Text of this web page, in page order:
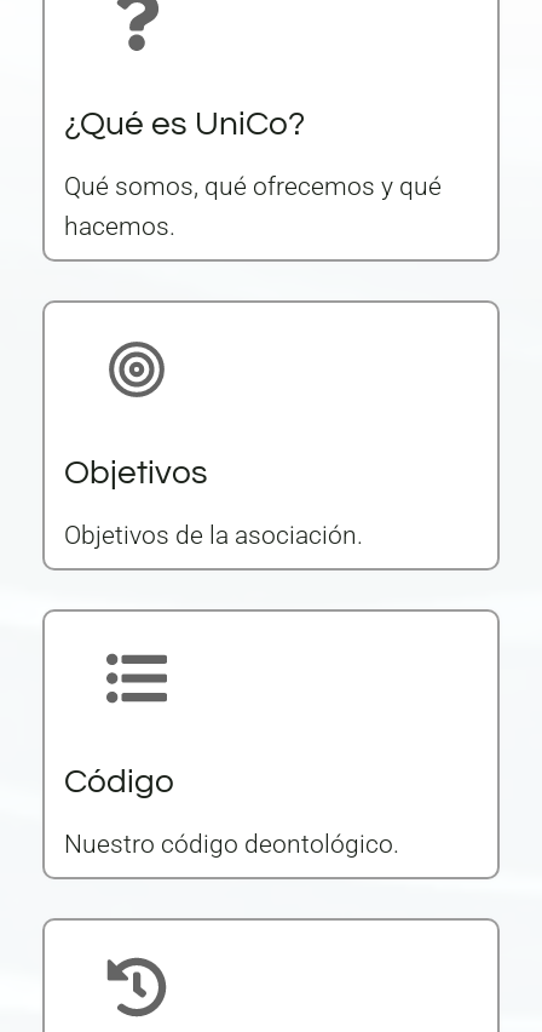
¿Qué es UniCo?
Qué somos, qué ofrecemos y qué
hacemos.
Objetivos
Objetivos de la asociación.
Código
Nuestro código deontológico.